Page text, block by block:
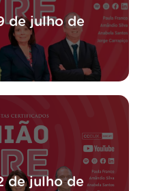
de julho de
de julho de